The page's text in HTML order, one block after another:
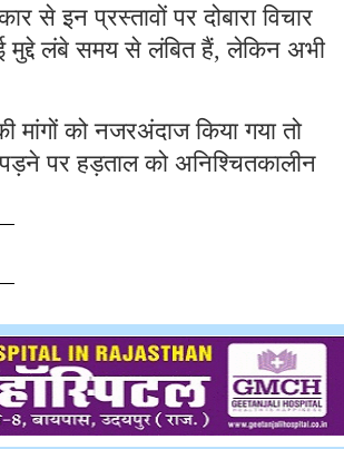
से इन प्रस्तावों पर दोबारा विचार
लंबे समय से लंबित हैं, लेकिन अभी
मांगों को नजरअंदाज किया गया तो
पर हड़ताल को अनिश्चितकालीन